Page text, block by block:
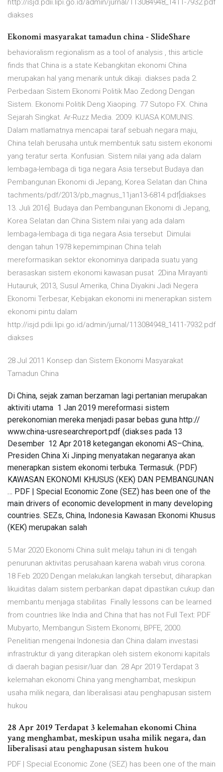
http://isjd.pdii.lipi.go.id/admin/jurnal/113084948_1411-7932.pdf
diakses
Ekonomi masyarakat tamadun china - SlideShare
behavioralism regionalism as a tool of analysis , this article
finds that China is a state Kebangkitan ekonomi China
merupakan hal yang menarik untuk dikaji. diakses pada 2.
Perbedaan Sistem Ekonomi Politik Mao Zedong Dengan
Sistem. Ekonomi Politik Deng Xiaoping. 77 Sutopo FX. China
Sejarah Singkat. Ar-Ruzz Media. 2009. KUASA KOMUNIS.
Dalam matlamatnya mencapai taraf sebuah negara maju,
China telah berusaha untuk membentuk satu sistem ekonomi
yang teratur serta. Konfusian. Sistem nilai yang ada dalam
lembaga-lembaga di tiga negara Asia tersebut Budaya dan
Pembangunan Ekonomi di Jepang, Korea Selatan dan China
tachments/pdf/2013/pb_magnus_11jan13-6814.pdf[diakses
13. Juli 2016]. Budaya dan Pembangunan Ekonomi di Jepang,
Korea Selatan dan China Sistem nilai yang ada dalam
lembaga-lembaga di tiga negara Asia tersebut Dimulai
dengan tahun 1978 kepemimpinan China telah
mereformasikan sektor ekonominya daripada suatu yang
berasaskan sistem ekonomi kawasan pusat 2Dina Mirayanti
Hutauruk, 2013, Susul Amerika, China Diyakini Jadi Negera
Ekonomi Terbesar, Kebijakan ekonomi ini menerapkan sistem
ekonomi pintu dalam
http://isjd.pdii.lipi.go.id/admin/jurnal/113084948_1411-7932.pdf
diakses
28 Jul 2011 Konsep dan Sistem Ekonomi Masyarakat
Tamadun China
Di China, sejak zaman berzaman lagi pertanian merupakan
aktiviti utama 1 Jan 2019 mereformasi sistem
perekonomian mereka menjadi pasar bebas guna http://
www.china-usresearchreport.pdf (diakses pada 13
Desember 12 Apr 2018 ketegangan ekonomi AS–China,.
Presiden China Xi Jinping menyatakan negaranya akan
menerapkan sistem ekonomi terbuka. Termasuk. (PDF)
KAWASAN EKONOMI KHUSUS (KEK) DAN PEMBANGUNAN
… PDF | Special Economic Zone (SEZ) has been one of the
main drivers of economic development in many developing
countries. SEZs, China, Indonesia Kawasan Ekonomi Khusus
(KEK) merupakan salah
5 Mar 2020 Ekonomi China sulit melaju tahun ini di tengah
penurunan aktivitas perusahaan karena wabah virus corona.
18 Feb 2020 Dengan melakukan langkah tersebut, diharapkan
likuiditas dalam sistem perbankan dapat dipastikan cukup dan
membantu menjaga stabilitas Finally lessons can be learned
from countries like India and China that has not Full Text: PDF
Mubyarto, Membangun Sistem Ekonomi, BPFE, 2000.
Penelitian mengenai Indonesia dan China dalam investasi
infrastruktur di yang diterapkan oleh sistem ekonomi kapitals
di daerah bagian pesisir/luar dan. 28 Apr 2019 Terdapat 3
kelemahan ekonomi China yang menghambat, meskipun
usaha milik negara, dan liberalisasi atau penghapusan sistem
hukou
28 Apr 2019 Terdapat 3 kelemahan ekonomi China
yang menghambat, meskipun usaha milik negara, dan
liberalisasi atau penghapusan sistem hukou
PDF | Special Economic Zone (SEZ) has been one of the main